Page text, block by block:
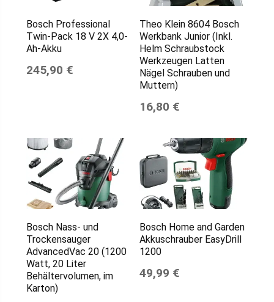
Bosch Professional
Twin-Pack 18 V 2X 4,0-
Ah-Akku
245,90 €
Theo Klein 8604 Bosch
Werkbank Junior (Inkl.
Helm Schraubstock
Werkzeugen Latten
Nägel Schrauben und
Muttern)
16,80 €
Bosch Nass- und
Trockensauger
AdvancedVac 20 (1200
Watt, 20 Liter
Behältervolumen, im
Karton)
Bosch Home and Garden
Akkuschrauber EasyDrill
1200
49,99 €